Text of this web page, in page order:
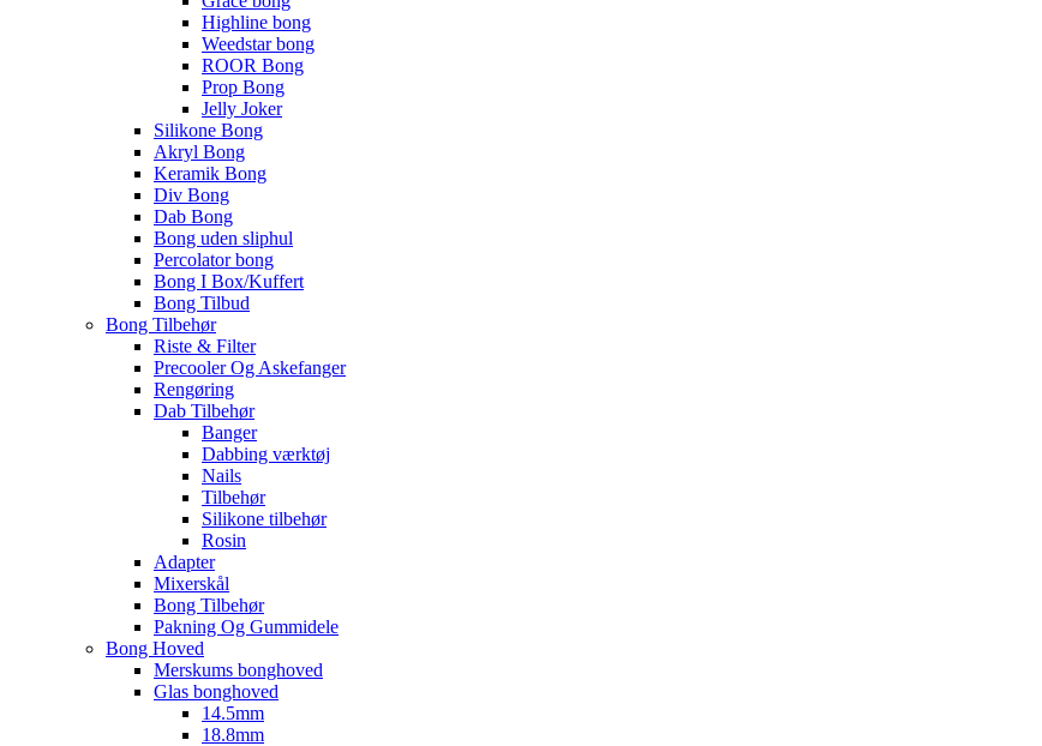
Highline bong
Weedstar bong
ROOR Bong
Prop Bong
Jelly Joker
Silikone Bong
Akryl Bong
Keramik Bong
Div Bong
Dab Bong
Bong uden sliphul
Percolator bong
Bong I Box/Kuffert
Bong Tilbud
Bong Tilbehør
Riste & Filter
Precooler Og Askefanger
Rengøring
Dab Tilbehør
Banger
Dabbing værktøj
Nails
Tilbehør
Silikone tilbehør
Rosin
Adapter
Mixerskål
Bong Tilbehør
Pakning Og Gummidele
Bong Hoved
Merskums bonghoved
Glas bonghoved
14.5mm
18.8mm